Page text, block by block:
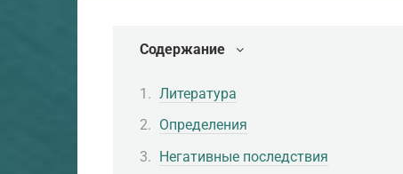
Содержание
Литература
Определения
Негативные последствия